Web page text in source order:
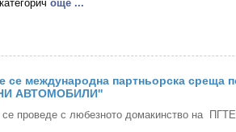
oще ...
се международна партньорска среща
АВТОМОБИЛИ''
проведе с любезното домакинство на